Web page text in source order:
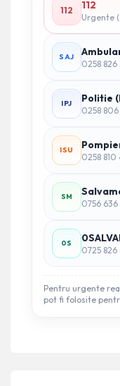
112 112
Urgente
SAJ
0258 826
IPJ Politie
0258 806
ISU
0258 810
SM
0756
0S
0725
Pentru urgente
pot fi folosite